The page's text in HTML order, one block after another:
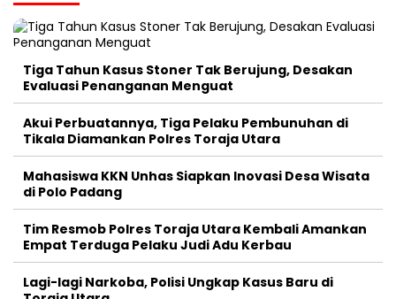
Tiga Tahun Kasus Stoner Tak Berujung, Desakan
Evaluasi Penanganan Menguat
Akui Perbuatannya, Tiga Pelaku Pembunuhan di
Tikala Diamankan Polres Toraja Utara
Mahasiswa KKN Unhas Siapkan Inovasi Desa Wisata
di Polo Padang
Tim Resmob Polres Toraja Utara Kembali Amankan
Empat Terduga Pelaku Judi Adu Kerbau
Lagi-lagi Narkoba, Polisi Ungkap Kasus Baru di